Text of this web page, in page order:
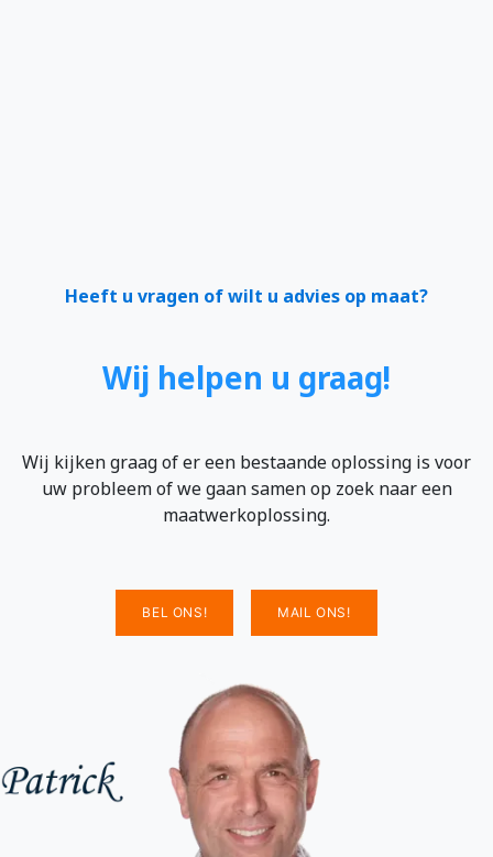
Heeft u vragen of wilt u advies op maat?
Wij helpen u graag!
Wij kijken graag of er een bestaande oplossing is voor
uw probleem of we gaan samen op zoek naar een
maatwerkoplossing.
BEL ONS! MAIL ONS!